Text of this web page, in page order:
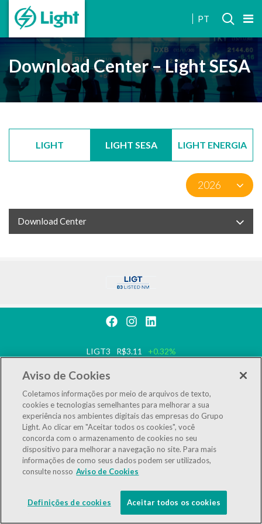
PT
Download Center – Light SESA
LIGHT LIGHT SESA LIGHT ENERGIA
Download Center
LIGT3 R$3.11 +0.32%
IBOV
125,308 -1.71%
LGSXY R$0.00 0,00%
Powered by MZ
Aviso de Cookies
Coletamos informações por meio de arquivos de texto,
cookies e tecnologias semelhantes para melhorar a sua
experiência nos ambientes digitais das empresas do Grupo
Light. Ao clicar em "Aceitar todos os cookies", você
concorda com o armazenamento de cookies no seu
dispositivo para melhorar a navegação no site. Para mais
informações de como seus dados podem ser utilizados,
consulte nosso Aviso de Cookies
Definições de cookies Aceitar todos os cookies